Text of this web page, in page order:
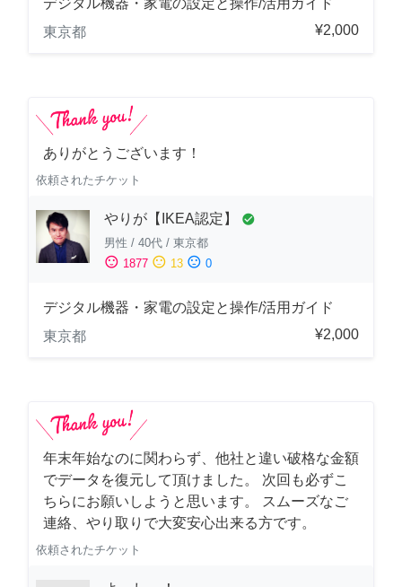
デジタル機器・家電の設定と操作/活用ガイド
東京都
¥2,000
ありがとうございます！
依頼されたチケット
やりが【IKEA認定】 check_circle
男性 / 40代 / 東京都
sentiment_satisfied 1877 sentiment_neutral 13 sentiment_dissatisfied 0
デジタル機器・家電の設定と操作/活用ガイド
東京都
¥2,000
年末年始なのに関わらず、他社と違い破格な金額
でデータを復元して頂けました。 次回も必ずこ
ちらにお願いしようと思います。 スムーズなご
連絡、やり取りで大変安心出来る方です。
依頼されたチケット